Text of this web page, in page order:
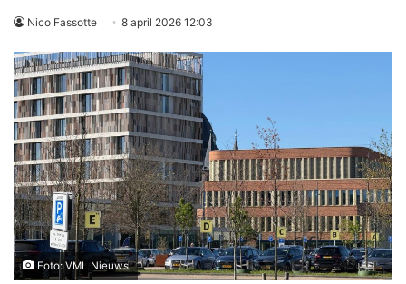
Nico Fassotte 8 april 2026 12:03
Foto: VML Nieuws